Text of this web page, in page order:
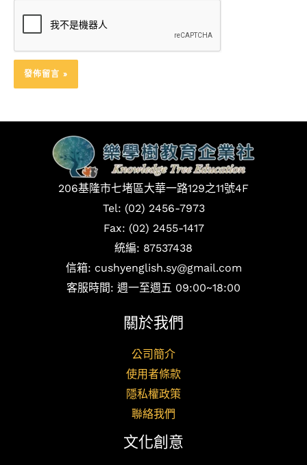
206基隆市七堵區大華一路129之11號4F
Tel: (02) 2456-7973
Fax: (02) 2455-1417
統編: 87537438
信箱: cushyenglish.sy@gmail.com
客服時間: 週一至週五 09:00~18:00
關於我們
公司簡介
使用者條款
隱私權政策
聯絡我們
文化創意